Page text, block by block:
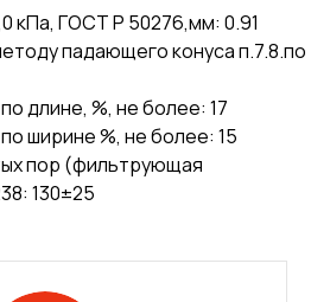
кПа, ГОСТ Р 50276,мм: 0.91
падающего конуса п.7.8.по
длине, %, не более: 17
ширине %, не более: 15
пор (фильтрующая
130±25